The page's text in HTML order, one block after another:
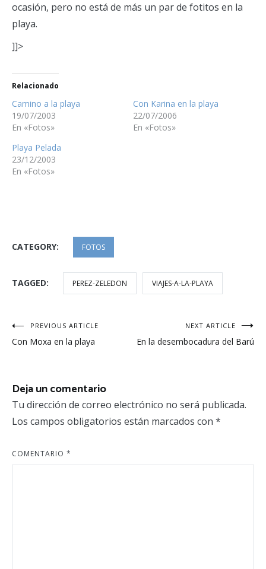
ocasión, pero no está de más un par de fotitos en la
playa.
]]>
Relacionado
Camino a la playa
19/07/2003
En «Fotos»
Con Karina en la playa
22/07/2006
En «Fotos»
Playa Pelada
23/12/2003
En «Fotos»
CATEGORY: FOTOS
TAGGED: PEREZ-ZELEDON VIAJES-A-LA-PLAYA
Navegación
de
PREVIOUS ARTICLE
Con Moxa en la playa
NEXT ARTICLE
En la desembocadura del Barú
Deja un comentario
Tu dirección de correo electrónico no será publicada.
Los campos obligatorios están marcados con *
COMENTARIO *